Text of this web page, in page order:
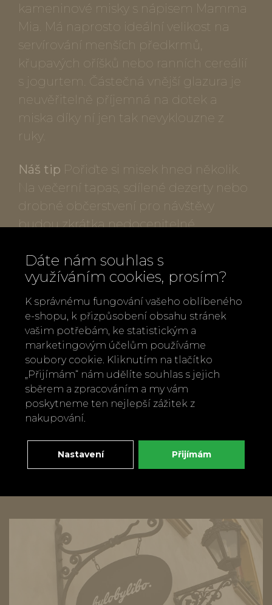
kameninové misky s nápisem Mamma
Mia. Má naprosto ideální velikost na
servírování menších předkrmů,
křupavých oříšků nebo ranních cereálií
s jogurtem. Částečná vnější glazura je
neuvěřitelně příjemná na dotek a
miska díky ní jen tak nevyklouzne z
ruky.
Náš tip Pořiďte si misek hned několik.
Na večerní tapas, sdílené dezerty nebo
drobné občerstvení pro návštěvy
budou zkrátka nedocenitelné.
Popis produktu:
hloubka 20 cm
Materiál:kamenina s částečnou vnější
glazurou
Barvy:klidná béžová a zelená
Design:räder (Německo)
Dáte nám souhlas s
využíváním cookies, prosím?
K správnému fungování vašeho oblíbeného
e-shopu, k přizpůsobení obsahu stránek
vašim potřebám, ke statistickým a
marketingovým účelům používáme
soubory cookie. Kliknutím na tlačítko
„Přijímám“ nám udělíte souhlas s jejich
sběrem a zpracováním a my vám
poskytneme ten nejlepší zážitek z
nakupování.
Nastavení Přijímám